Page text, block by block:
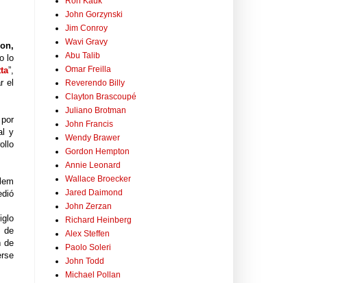
lo
”,
el
y
de
de
John Gorzynski
Jim Conroy
Wavi Gravy
Abu Talib
Omar Freilla
Reverendo Billy
Clayton Brascoupé
Juliano Brotman
John Francis
Wendy Brawer
Gordon Hempton
Annie Leonard
Wallace Broecker
Jared Daimond
John Zerzan
Richard Heinberg
Alex Steffen
Paolo Soleri
John Todd
Michael Pollan